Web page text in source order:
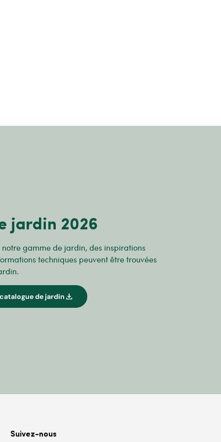
jardin 2026
notre gamme de jardin, des inspirations
techniques peuvent être trouvées
de jardin download
Suivez-nous